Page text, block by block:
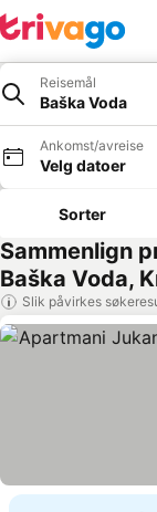
Reisemål
Baška Voda
Ankomst/avreise
Velg datoer
Sorter
Sammenlign
Baška Voda,
Slik påvirkes